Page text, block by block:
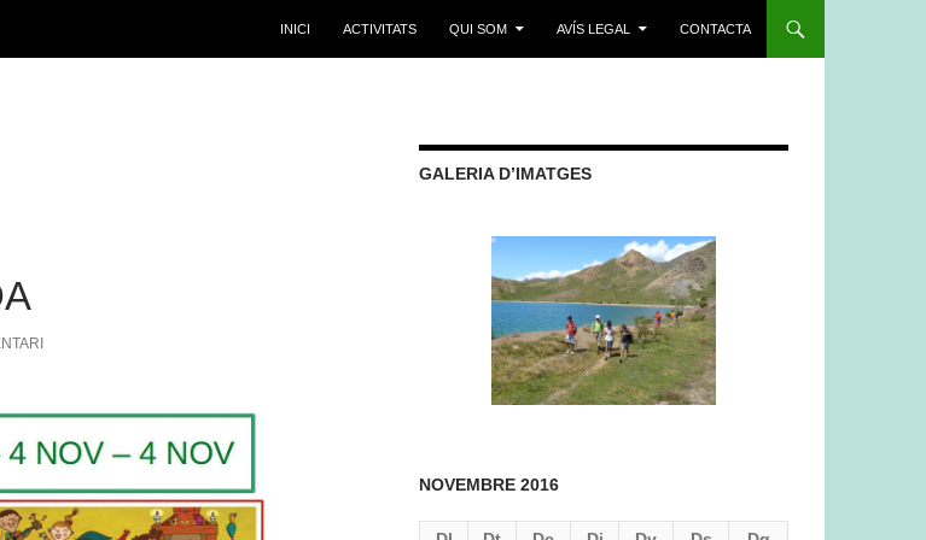
INICI ACTIVITATS QUI SOM AVÍS LEGAL CONTACTA
GALERIA D’IMATGES
NOVEMBRE 2016